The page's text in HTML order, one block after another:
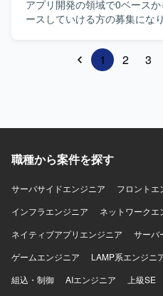
アプリ開発の領域で0ベース
ースしていける方の募集にな
1 2 3
職種から案件を探す
サーバサイドエンジニア
フロントエ
インフラエンジニア
ネットワークエ
ネイティブアプリエンジニア
サーバ
ゲームエンジニア
LAMP系エンジニ
組込・制御
AIエンジニア 上級SE